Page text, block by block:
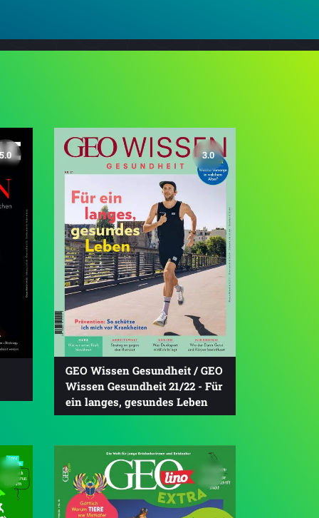
5.0 3.0
GEO Wissen Gesundheit / GEO
Wissen Gesundheit 21/22 - Für
ein langes, gesundes Leben